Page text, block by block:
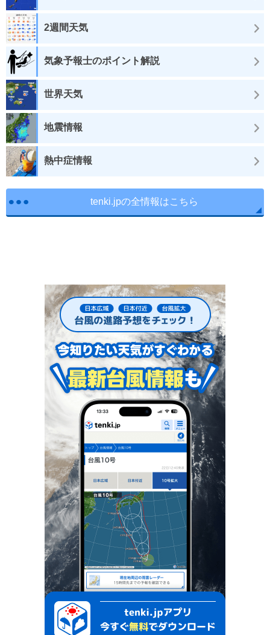
2週間天気
気象予報士のポイント解説
世界天気
地震情報
熱中症情報
tenki.jpの全情報はこちら